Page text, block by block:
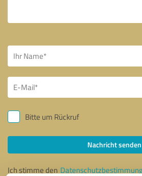
Bitte um Rückruf
Nachricht senden
Ich stimme den